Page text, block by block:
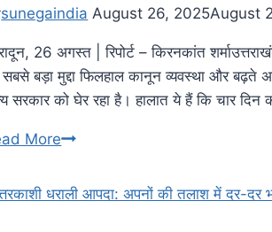
sunegaindia August 26, 2025August
26 अगस्त | रिपोर्ट – किरनकांत
बड़ा मुद्दा फिलहाल कानून व्यवस्था और बढ़ते
सरकार को घेर रहा है। हालात ये हैं कि चार
More